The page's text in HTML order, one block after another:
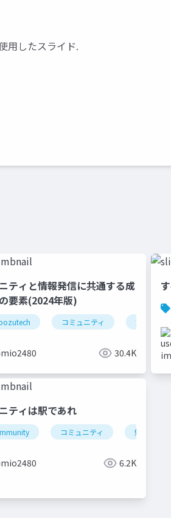
用したスライド.
勉強会 ブログ blog
ティと情報発信に共通する成
要素(2024年版)
コミュニティ 勉強会
30.4K
ティは駅であれ
コミュニティ 勉強会
6.2K